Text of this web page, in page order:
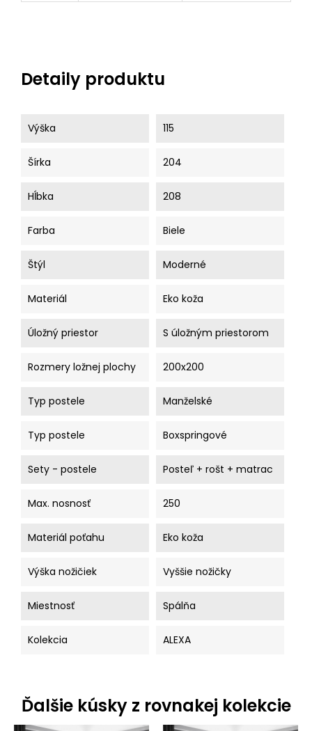
Detaily produktu
Výška 115
Šírka 204
Hĺbka 208
Farba Biele
Štýl Moderné
Materiál Eko koža
Úložný priestor S úložným priestorom
Rozmery ložnej plochy 200x200
Typ postele Manželské
Typ postele Boxspringové
Sety - postele Posteľ + rošt + matrac
Max. nosnosť 250
Materiál poťahu Eko koža
Výška nožičiek Vyššie nožičky
Miestnosť Spálňa
Kolekcia ALEXA
Ďalšie kúsky z rovnakej kolekcie